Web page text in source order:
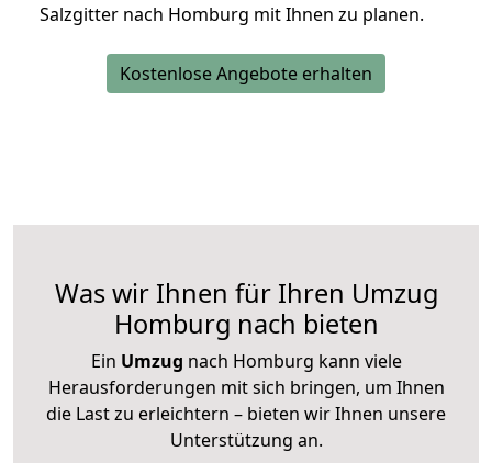
Salzgitter nach Homburg mit Ihnen zu planen.
Kostenlose Angebote erhalten
Was wir Ihnen für Ihren Umzug
Homburg nach bieten
Ein Umzug nach Homburg kann viele
Herausforderungen mit sich bringen, um Ihnen
die Last zu erleichtern – bieten wir Ihnen unsere
Unterstützung an.